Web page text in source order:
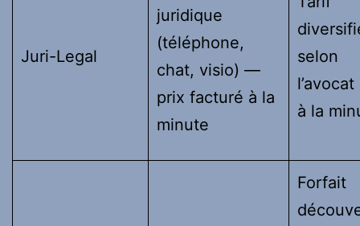
Juri-Legal
juridique
(téléphone,
chat, visio) —
prix facturé à la
minute
selon
à la
Forfait